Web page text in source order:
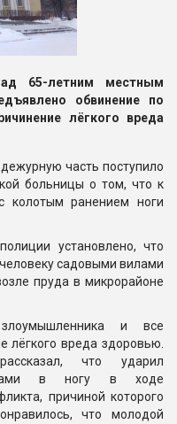
65-летним местным
обвинение по
лёгкого вреда
часть поступило
больницы о том, что к
ранением ноги
установлено, что
садовыми вилами
пруда в микрорайоне
и все
лёгкого вреда здоровью.
что ударил
в ногу в ходе
причиной которого
что молодой